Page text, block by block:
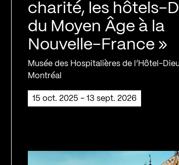
charité, les hôtels-
du Moyen Âge à la
Nouvelle-France »
Musée des Hospitalières de l’Hôtel-
Montréal
15 oct. 2025 - 13 sept. 2026